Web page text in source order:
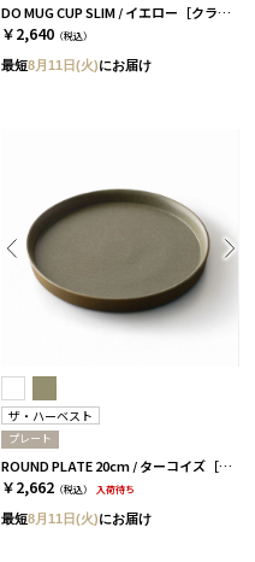
DO MUG CUP SLIM / イエロー［クラスカ ギャラリー＆ショップ ドー］
￥2,640 （税込）
最短8月11日(火)にお届け
ザ・ハーベスト
プレート
ROUND PLATE 20cm / ターコイズ［ザ・ハーベスト］
￥2,662 （税込） 入荷待ち
最短8月11日(火)にお届け